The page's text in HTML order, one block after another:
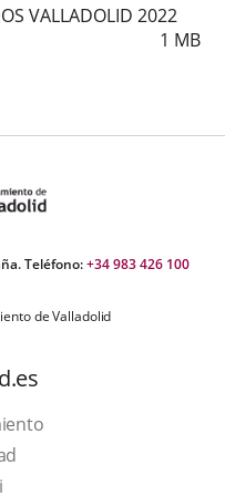
externa.externa.
VALLADOLID 2022
1 MB
Teléfono:+34 983 426 100
de Valladolid